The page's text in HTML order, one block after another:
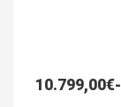
10.799,00€-